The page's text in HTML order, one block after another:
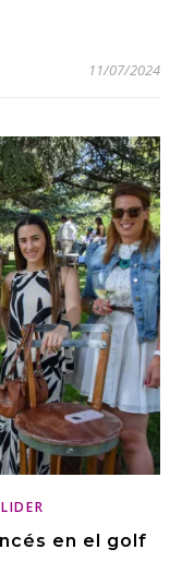
11/07/2024
en el golf